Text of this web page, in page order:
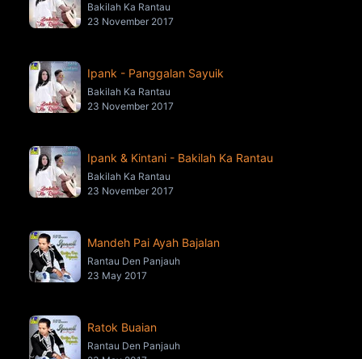
Bakilah Ka Rantau
23 November 2017
Ipank - Panggalan Sayuik
Bakilah Ka Rantau
23 November 2017
Ipank & Kintani - Bakilah Ka Rantau
Bakilah Ka Rantau
23 November 2017
Mandeh Pai Ayah Bajalan
Rantau Den Panjauh
23 May 2017
Ratok Buaian
Rantau Den Panjauh